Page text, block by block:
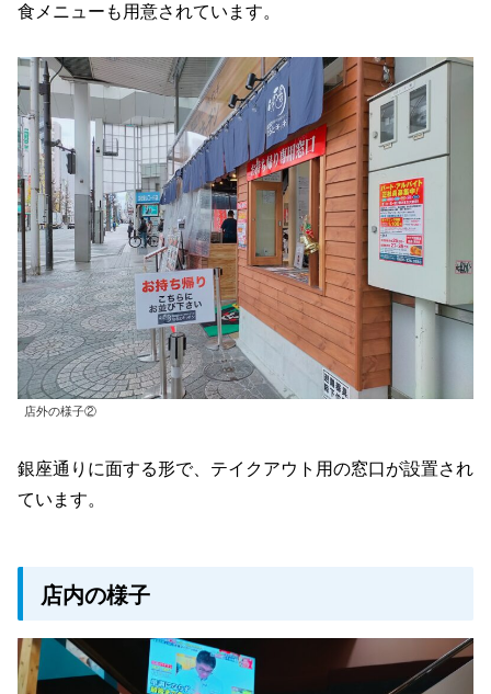
食メニューも用意されています。
店外の様子②
銀座通りに面する形で、テイクアウト用の窓口が設置され
ています。
店内の様子